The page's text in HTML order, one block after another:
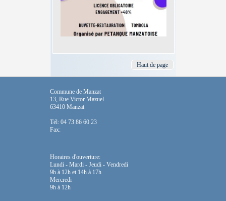
Haut de page
Commune de Manzat
13, Rue Victor Mazuel
63410 Manzat
Tél: 04 73 86 60 23
Fax:
Horaires d'ouverture:
Lundi - Mardi - Jeudi - Vendredi
9h à 12h et 14h à 17h
Mercredi
9h à 12h